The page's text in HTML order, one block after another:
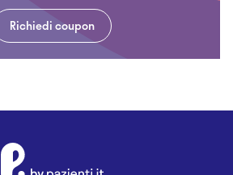
Richiedi coupon